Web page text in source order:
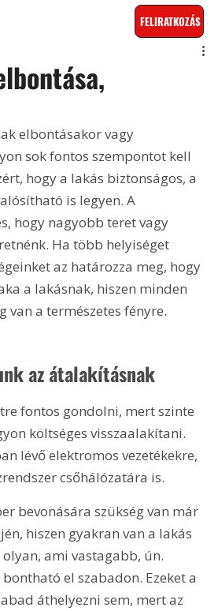
FELIRATKOZÁS
elbontásakor vagy
sok fontos szempontot kell
hogy a lakás biztonságos, a
is legyen. A
hogy nagyobb teret vagy
Ha több helyiséget
az határozza meg, hogy
a lakásnak, hiszen minden
van a természetes fényre.
az átalakításnak
fontos gondolni, mert szinte
költséges visszaalakítani.
lévő elektromos vezetékekre,
csőhálózatára is.
bevonására szükség van már
hiszen gyakran van a lakás
ami vastagabb, ún.
el szabadon. Ezeket a
áthelyezni sem, mert az